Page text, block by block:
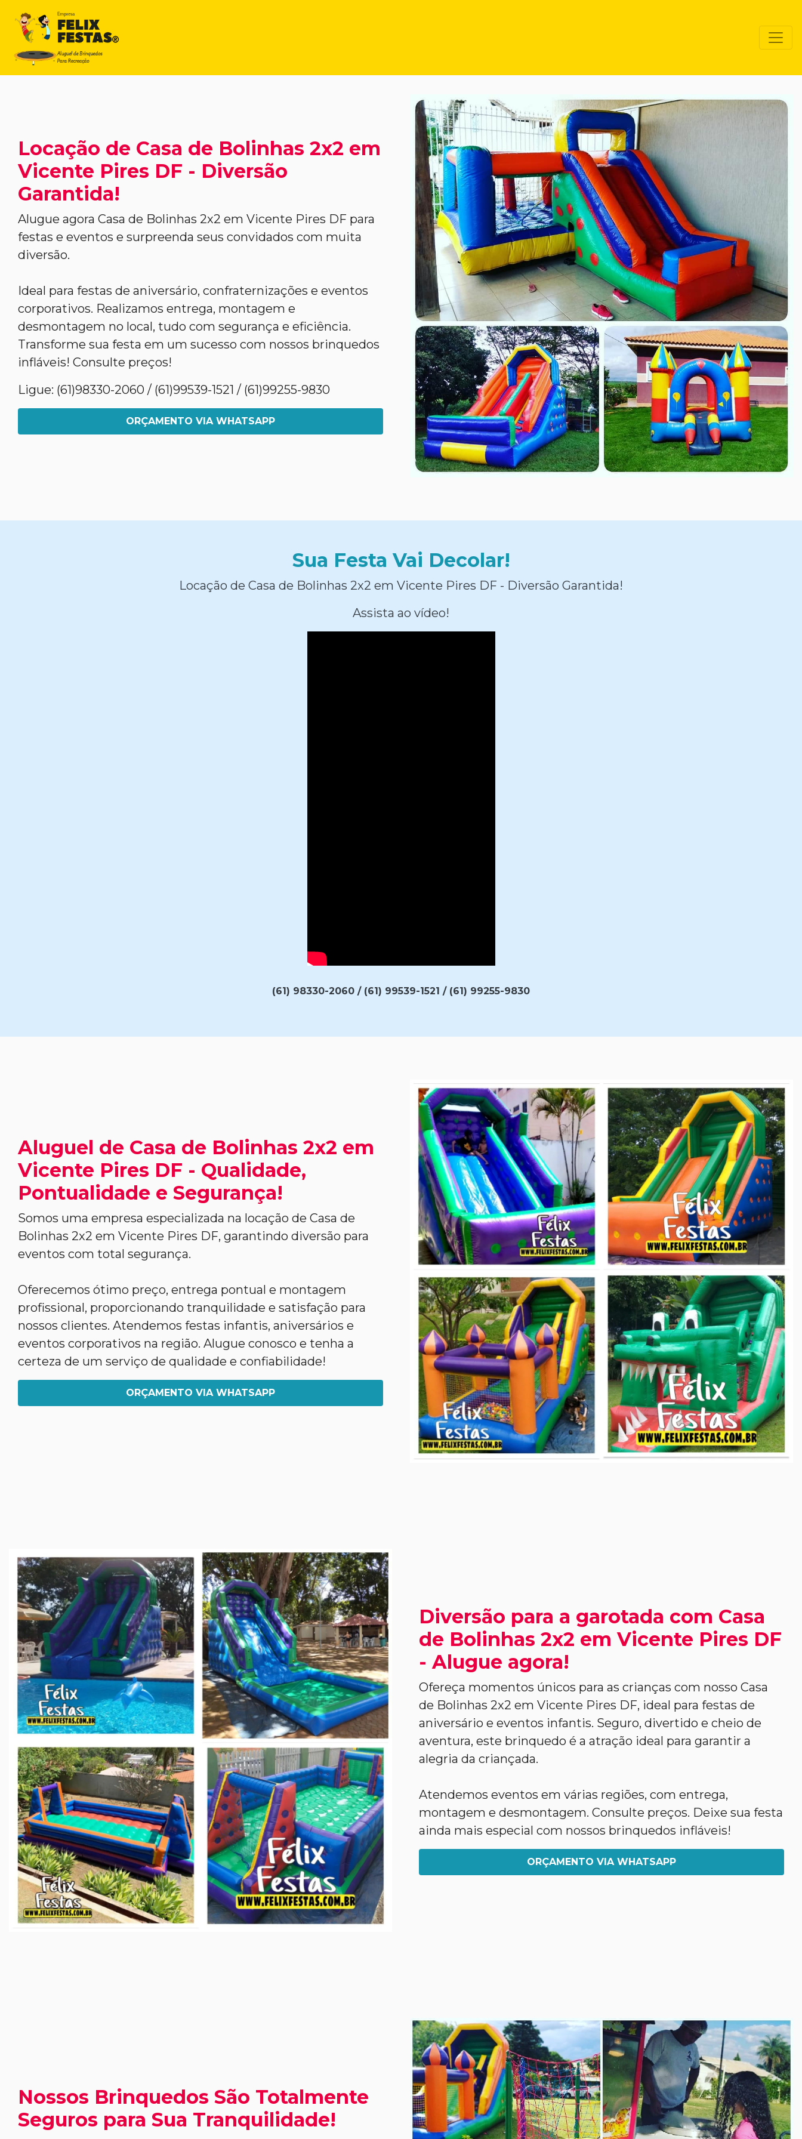
Locação de Casa de Bolinhas 2x2 em
Vicente Pires DF - Diversão
Garantida!
Alugue agora Casa de Bolinhas 2x2 em Vicente Pires DF para
festas e eventos e surpreenda seus convidados com muita
diversão.
Ideal para festas de aniversário, confraternizações e eventos
corporativos. Realizamos entrega, montagem e
desmontagem no local, tudo com segurança e eficiência.
Transforme sua festa em um sucesso com nossos brinquedos
infláveis! Consulte preços!
Ligue: (61)98330-2060 / (61)99539-1521 / (61)99255-9830
ORÇAMENTO VIA WHATSAPP
Sua Festa Vai Decolar!
Locação de Casa de Bolinhas 2x2 em Vicente Pires DF - Diversão Garantida!
Assista ao vídeo!
(61) 98330-2060 / (61) 99539-1521 / (61) 99255-9830
Aluguel de Casa de Bolinhas 2x2 em
Vicente Pires DF - Qualidade,
Pontualidade e Segurança!
Somos uma empresa especializada na locação de Casa de
Bolinhas 2x2 em Vicente Pires DF, garantindo diversão para
eventos com total segurança.
Oferecemos ótimo preço, entrega pontual e montagem
profissional, proporcionando tranquilidade e satisfação para
nossos clientes. Atendemos festas infantis, aniversários e
eventos corporativos na região. Alugue conosco e tenha a
certeza de um serviço de qualidade e confiabilidade!
ORÇAMENTO VIA WHATSAPP
Diversão para a garotada com Casa
de Bolinhas 2x2 em Vicente Pires DF
- Alugue agora!
Ofereça momentos únicos para as crianças com nosso Casa
de Bolinhas 2x2 em Vicente Pires DF, ideal para festas de
aniversário e eventos infantis. Seguro, divertido e cheio de
aventura, este brinquedo é a atração ideal para garantir a
alegria da criançada.
Atendemos eventos em várias regiões, com entrega,
montagem e desmontagem. Consulte preços. Deixe sua festa
ainda mais especial com nossos brinquedos infláveis!
ORÇAMENTO VIA WHATSAPP
Nossos Brinquedos São Totalmente
Seguros para Sua Tranquilidade!